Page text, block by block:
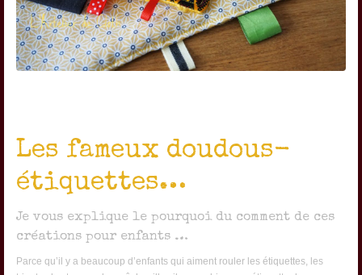
Les fameux doudous-
étiquettes…
Je vous explique le pourquoi du comment de ces
créations pour enfants …
Parce qu’il y a beaucoup d’enfants qui aiment rouler les étiquettes, les